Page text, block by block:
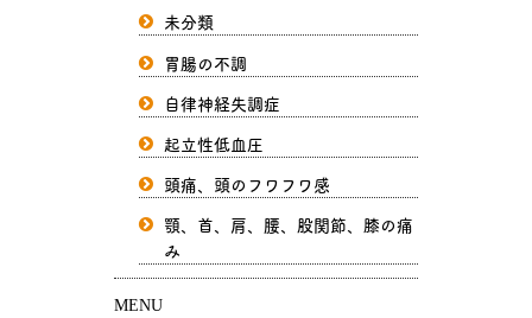
未分類
胃腸の不調
自律神経失調症
起立性低血圧
頭痛、頭のフワフワ感
顎、首、肩、腰、股関節、膝の痛
み
MENU